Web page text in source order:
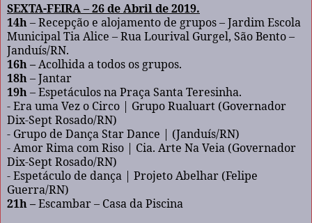
SEXTA-FEIRA – 26 de Abril de 2019.
14h– Recepção e alojamento de grupos – Jardim Escola
Municipal Tia Alice – Rua Lourival Gurgel, São Bento –
Janduís/RN.
16h –Acolhida a todos os grupos.
18h– Jantar
19h– Espetáculos na Praça Santa Teresinha.
- Era uma Vez o Circo | Grupo Rualuart (Governador
Dix-Sept Rosado/RN)
- Grupo de Dança Star Dance | (Janduís/RN)
- Amor Rima com Riso | Cia. Arte Na Veia (Governador
Dix-Sept Rosado/RN)
- Espetáculo de dança | Projeto Abelhar (Felipe
Guerra/RN)
21h –Escambar – Casa da Piscina